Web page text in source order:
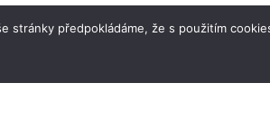
stránky předpokládáme, že s použitím